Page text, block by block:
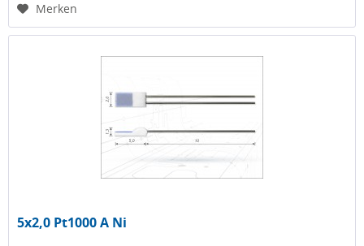
Merken
5x2,0 Pt1000 A Ni